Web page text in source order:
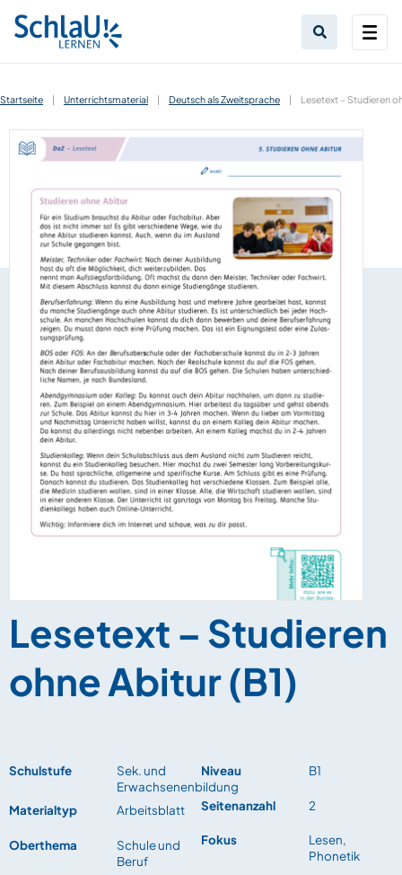
Startseite | Unterrichtsmaterial | Deutsch als Zweitsprache | Lesetext – Studieren
Lesetext – Studieren
ohne Abitur (B1)
Schulstufe
Sek. und
Erwachsenenbildung
Materialtyp
Arbeitsblatt
Oberthema
Schule und
Beruf
Niveau B1
Seitenanzahl 2
Fokus
Lesen,
Phonetik